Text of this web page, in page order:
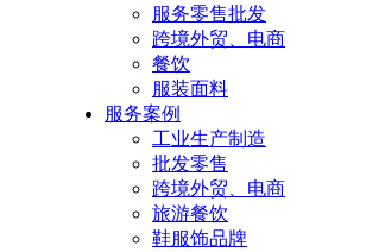
服务零售批发
跨境外贸、电商
餐饮
服装面料
服务案例
工业生产制造
批发零售
跨境外贸、电商
旅游餐饮
鞋服饰品牌